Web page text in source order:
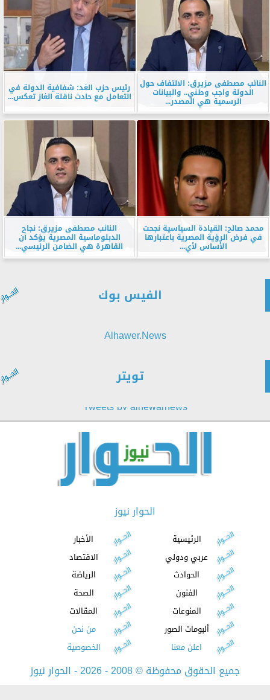
النائب مصطفى مزيرق: الالتفاف حول
الدولة واجب وطني.. والبيانات
الرسمية هي المصدر...
رئيس حزب الغد: شفافية الدولة في
التعامل مع حادث ناقلة الغاز تعكس...
محمد صالح: القيادة السياسية نجحت
في فرض الرؤية المصرية باعتبارها
الأساس لأي...
النائب مصطفى مزيرق: نجاح
الدبلوماسية المصرية يؤكد أن
القاهرة هي الضامن الرئيسي...
الفيس بوك
Alhawer.News
تويتر
Tweets by alhewarnews
الحوار نيوز
الرئيسية
الأخبار
عربي ودولي
الاقتصاد
الحوادث
الرياضة
الفنون
الصحة
المنوعات
المقالات
ألبومات الصور
من نحن
اعلن معنا
الخصوصية
جميع الحقوق محفوظة©